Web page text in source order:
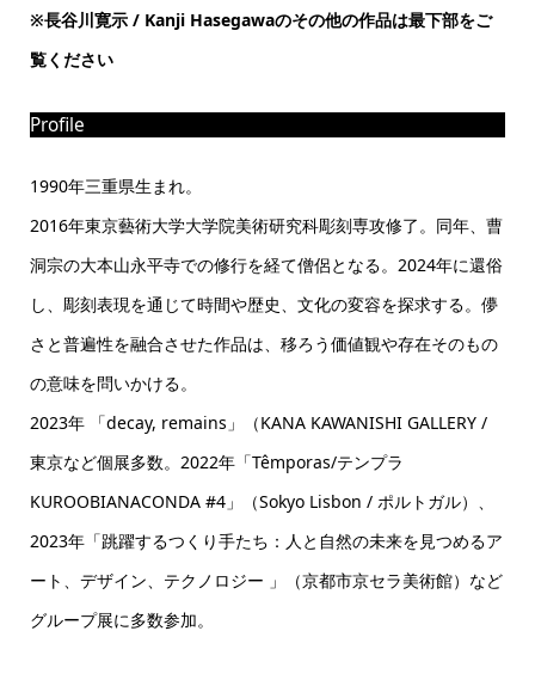
※長谷川寛示 / Kanji Hasegawaのその他の作品は最下部をご
覧ください
Profile
1990年三重県生まれ。
2016年東京藝術大学大学院美術研究科彫刻専攻修了。同年、曹
洞宗の大本山永平寺での修行を経て僧侶となる。2024年に還俗
し、彫刻表現を通じて時間や歴史、文化の変容を探求する。儚
さと普遍性を融合させた作品は、移ろう価値観や存在そのもの
の意味を問いかける。
2023年 「decay, remains」（KANA KAWANISHI GALLERY /
東京など個展多数。2022年「Têmporas/テンプラ
KUROOBIANACONDA #4」（Sokyo Lisbon / ポルトガル）、
2023年「跳躍するつくり手たち：人と自然の未来を見つめるア
ート、デザイン、テクノロジー 」（京都市京セラ美術館）など
グループ展に多数参加。